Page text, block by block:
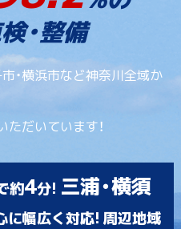
・整備
市・横浜市など神奈川全域か
だいています！
約4分! 三浦・横須
に幅広く対応! 周辺地域